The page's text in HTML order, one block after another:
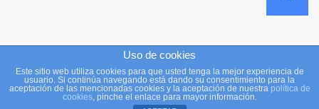
Copyright © 2016 Consejo Insular de Aguas de La Palma. Todos
los derechos reservados / Desarrollado porSepropyme
Uso de cookies
Este sitio web utiliza cookies para que usted tenga la mejor experiencia de
usuario. Si continúa navegando está dando su consentimiento para la
aceptación de las mencionadas cookies y la aceptación de nuestra política de
cookies, pinche el enlace para mayor información.